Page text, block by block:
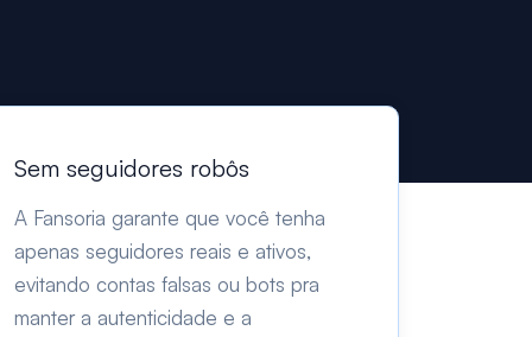
Sem seguidores robôs
A Fansoria garante que você tenha
apenas seguidores reais e ativos,
evitando contas falsas ou bots pra
manter a autenticidade e a